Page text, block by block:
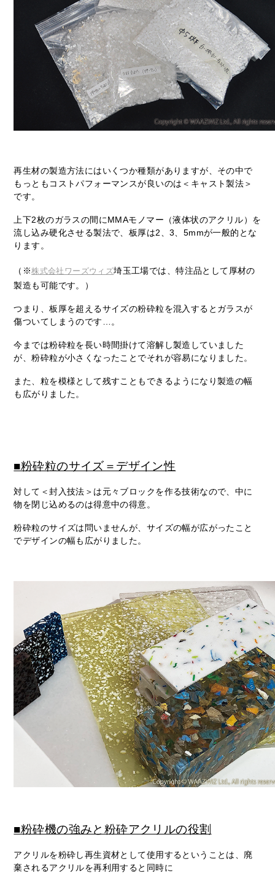
再生材の製造方法にはいくつか種類がありますが、その中で
もっともコストパフォーマンスが良いのは＜キャスト製法＞
です。
上下2枚のガラスの間にMMAモノマー（液体状のアクリル）を
流し込み硬化させる製法で、板厚は2、3、5mmが一般的とな
ります。
（※株式会社ワーズウィズ埼玉工場では、特注品として厚材の
製造も可能です。）
つまり、板厚を超えるサイズの粉砕粒を混入するとガラスが
傷ついてしまうのです…。
今までは粉砕粒を長い時間掛けて溶解し製造していました
が、粉砕粒が小さくなったことでそれが容易になりました。
また、粒を模様として残すこともできるようになり製造の幅
も広がりました。
■粉砕粒のサイズ＝デザイン性
対して＜封入技法＞は元々ブロックを作る技術なので、中に
物を閉じ込めるのは得意中の得意。
粉砕粒のサイズは問いませんが、サイズの幅が広がったこと
でデザインの幅も広がりました。
■粉砕機の強みと粉砕アクリルの役割
アクリルを粉砕し再生資材として使用するということは、廃
棄されるアクリルを再利用すると同時に